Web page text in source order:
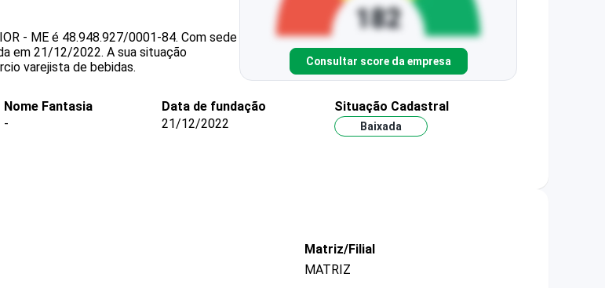
- ME é 48.948.927/0001-84. Com sede
em 21/12/2022. A sua situação
varejista de bebidas. Consultar score da empresa
Nome Fantasia
-
Data de fundação
21/12/2022
Situação Cadastral
Baixada
Matriz/Filial
MATRIZ